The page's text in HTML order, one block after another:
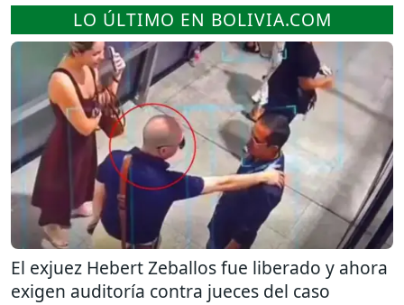
LO ÚLTIMO EN BOLIVIA.COM
El exjuez Hebert Zeballos fue liberado y ahora
exigen auditoría contra jueces del caso